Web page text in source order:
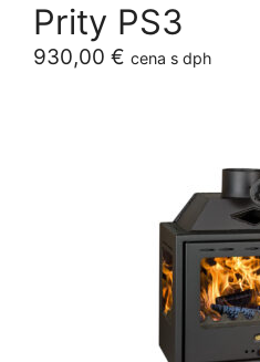
Prity PS3
930,00 € cena s dph